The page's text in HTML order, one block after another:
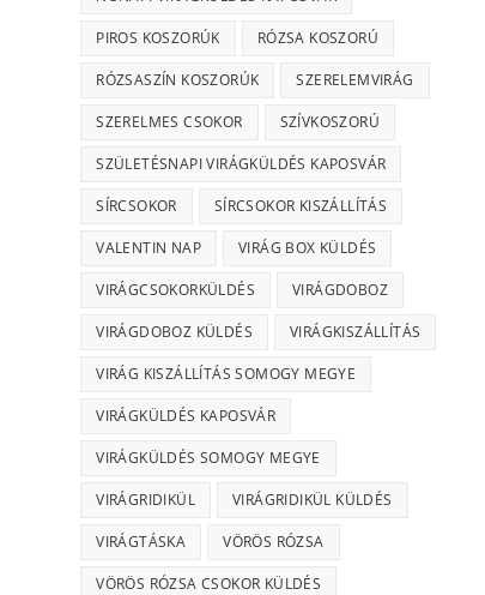
PIROS KOSZORÚK RÓZSA KOSZORÚ
RÓZSASZÍN KOSZORÚK SZERELEMVIRÁG
SZERELMES CSOKOR SZÍVKOSZORÚ
SZÜLETÉSNAPI VIRÁGKÜLDÉS KAPOSVÁR
SÍRCSOKOR SÍRCSOKOR KISZÁLLÍTÁS
VALENTIN NAP VIRÁG BOX KÜLDÉS
VIRÁGCSOKORKÜLDÉS VIRÁGDOBOZ
VIRÁGDOBOZ KÜLDÉS VIRÁGKISZÁLLÍTÁS
VIRÁG KISZÁLLÍTÁS SOMOGY MEGYE
VIRÁGKÜLDÉS KAPOSVÁR
VIRÁGKÜLDÉS SOMOGY MEGYE
VIRÁGRIDIKÜL VIRÁGRIDIKÜL KÜLDÉS
VIRÁGTÁSKA VÖRÖS RÓZSA
VÖRÖS RÓZSA CSOKOR KÜLDÉS